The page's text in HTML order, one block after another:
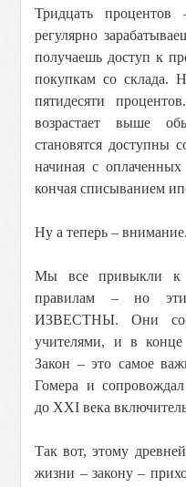
Тридцать
регулярно
получаешь доступ к
покупкам со склада.
пятидесяти
возрастает выше
становятся
начиная с оплаченных
кончая списыванием
Ну а теперь –
Мы все привыкли к
правилам – но
ИЗВЕСТНЫ. Они
учителями, и в конце
Закон – это самое
Гомера и
до XXI века
Так вот, этому
жизни – закону –